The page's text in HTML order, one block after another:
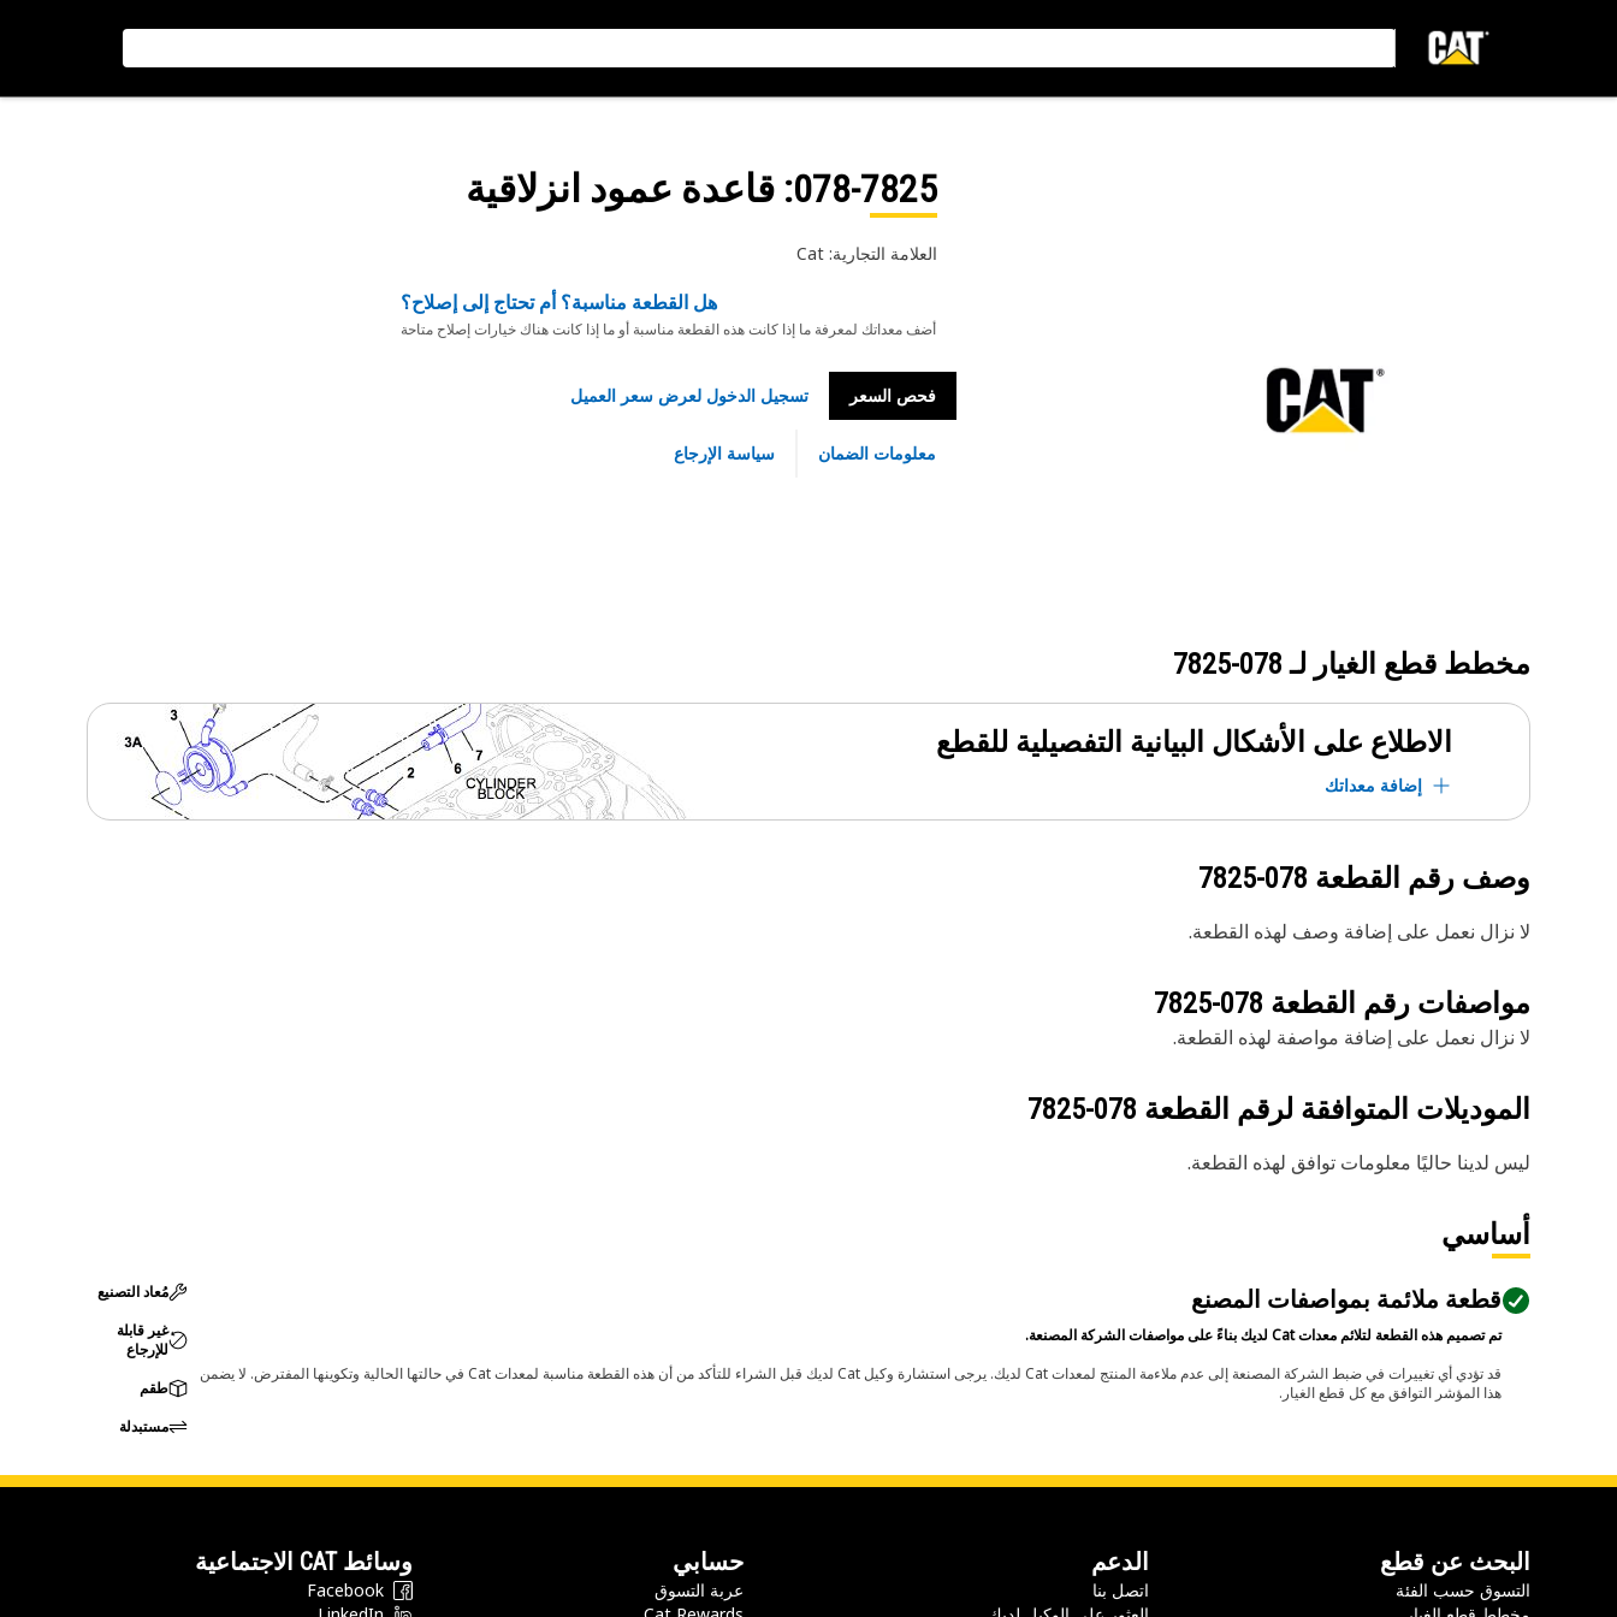
078-7825: قاعدة عمود انزلاقية
العلامة التجارية: Cat
هل القطعة مناسبة؟ أم تحتاج إلى إصلاح؟
أضف معداتك لمعرفة ما إذا كانت هذه القطعة مناسبة أو ما إذا كانت هناك خيارات إصلاح متاحة
فحص السعر تسجيل الدخول لعرض سعر العميل
معلومات الضمان سياسة الإرجاع
مخطط قطع الغيار لـ 078-7825
الاطلاع على الأشكال البيانية التفصيلية للقطع
إضافة معداتك
وصف رقم القطعة 078-7825
لا نزال نعمل على إضافة وصف لهذه القطعة.
مواصفات رقم القطعة 078-7825
لا نزال نعمل على إضافة مواصفة لهذه القطعة.
الموديلات المتوافقة لرقم القطعة 078-7825
ليس لدينا حاليًا معلومات توافق لهذه القطعة.
أساسي
قطعة ملائمة بمواصفات المصنع
تم تصميم هذه القطعة لتلائم معدات Cat لديك بناءً على مواصفات الشركة المصنعة.
قد تؤدي أي تغييرات في ضبط الشركة المصنعة إلى عدم ملاءمة المنتج لمعدات Cat لديك. يرجى استشارة وكيل Cat لديك قبل الشراء للتأكد من أن هذه القطعة مناسبة لمعدات Cat في حالتها الحالية وتكوينها المفترض. لا يضمن
هذا المؤشر التوافق مع كل قطع الغيار.
مُعاد التصنيع
غير قابلة
للإرجاع
طقم
مستبدلة
البحث عن قطع
التسوق حسب الفئة
الدعم
اتصل بنا
حسابي
عربة التسوق
وسائط CAT الاجتماعية
Facebook